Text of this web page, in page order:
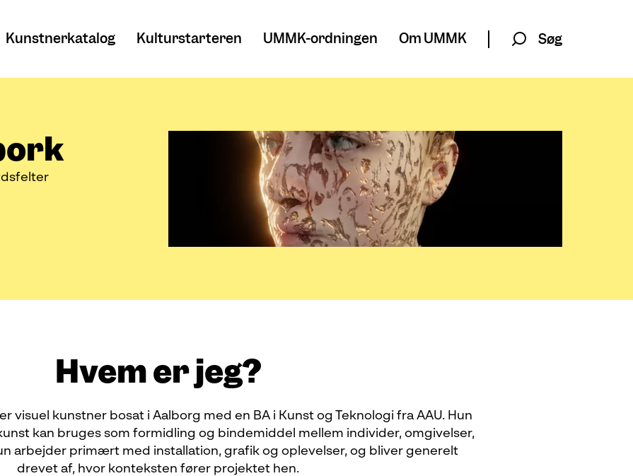
Kunstnerkatalog Kulturstarteren UMMK-ordningen Om UMMK Søg
Hvem er jeg?
visuel kunstner bosat i Aalborg med en BA i Kunst og Teknologi fra AAU. Hun
kan bruges som formidling og bindemiddel mellem individer, omgivelser,
arbejder primært med installation, grafik og oplevelser, og bliver generelt
drevet af, hvor konteksten fører projektet hen.